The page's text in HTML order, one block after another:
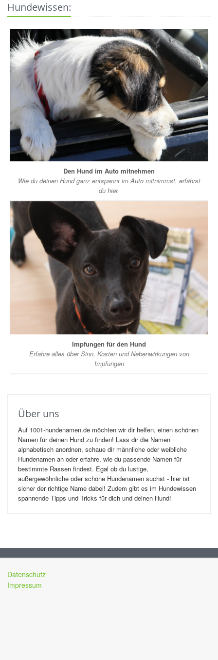
Hundewissen:
Den Hund im Auto mitnehmen
Wie du deinen Hund ganz entspannt im Auto mitnimmst, erfährst
du hier.
Impfungen für den Hund
Erfahre alles über Sinn, Kosten und Nebenwirkungen von
Impfungen
Über uns
Auf 1001-hundenamen.de möchten wir dir helfen, einen schönen
Namen für deinen Hund zu finden! Lass dir die Namen
alphabetisch anordnen, schaue dir männliche oder weibliche
Hundenamen an oder erfahre, wie du passende Namen für
bestimmte Rassen findest. Egal ob du lustige,
außergewöhnliche oder schöne Hundenamen suchst - hier ist
sicher der richtige Name dabei! Zudem gibt es im Hundewissen
spannende Tipps und Tricks für dich und deinen Hund!
Datenschutz
Impressum